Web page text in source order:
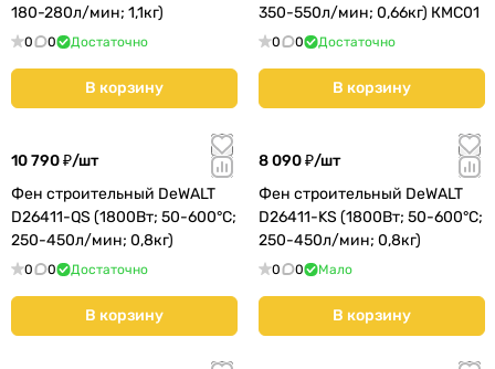
180-280л/мин; 1,1кг)
0 0 Достаточно
В корзину
350-550л/мин; 0,66кг) КМС01
0 0 Достаточно
В корзину
10 790 ₽/шт
Фен строительный DeWALT
D26411-QS (1800Вт; 50-600°С;
250-450л/мин; 0,8кг)
0 0 Достаточно
В корзину
8 090 ₽/шт
Фен строительный DeWALT
D26411-KS (1800Вт; 50-600°С;
250-450л/мин; 0,8кг)
0 0 Мало
В корзину